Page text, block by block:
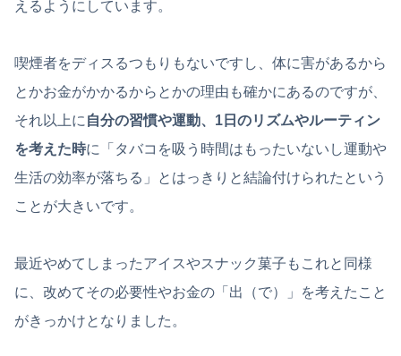
えるようにしています。
喫煙者をディスるつもりもないですし、体に害があるから
とかお金がかかるからとかの理由も確かにあるのですが、
それ以上に 自分の習慣や運動、1日のリズムやルーティン
を考えた時に「タバコを吸う時間はもったいないし運動や
生活の効率が落ちる」とはっきりと結論付けられたという
ことが大きいです。
最近やめてしまったアイスやスナック菓子もこれと同様
に、改めてその必要性やお金の「出（で）」を考えたこと
がきっかけとなりました。